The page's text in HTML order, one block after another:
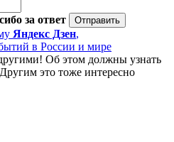
за ответ
Яндекс Дзен,
в России и мире
Об этом должны узнать
это тоже интересно